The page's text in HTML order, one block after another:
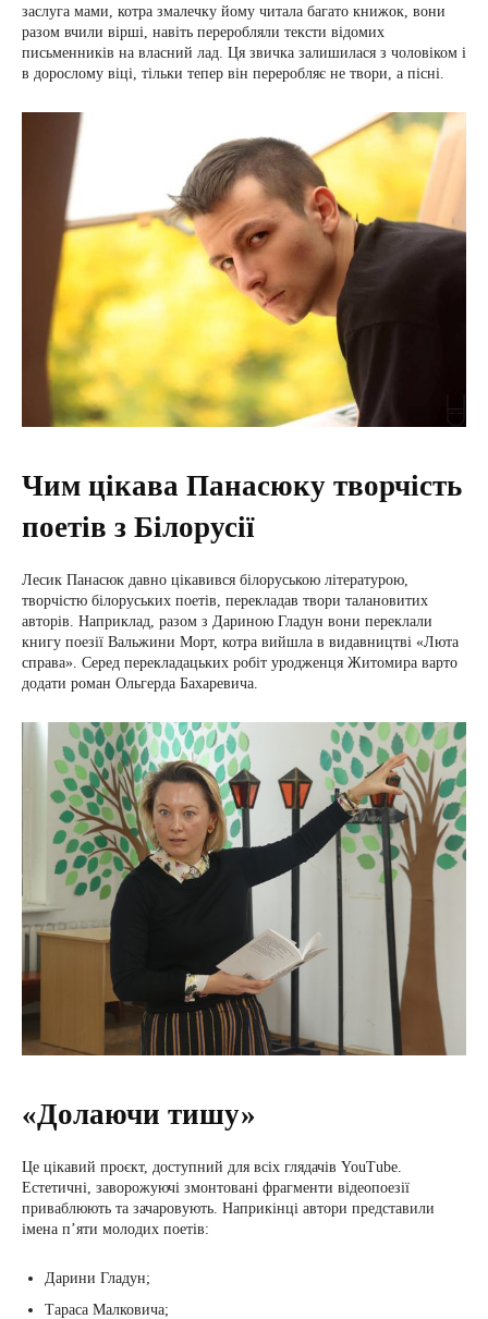
заслуга мами, котра змалечку йому читала багато книжок, вони
разом вчили вірші, навіть переробляли тексти відомих
письменників на власний лад. Ця звичка залишилася з чоловіком і
в дорослому віці, тільки тепер він переробляє не твори, а пісні.
Чим цікава Панасюку творчість
поетів з Білорусії
Лесик Панасюк давно цікавився білоруською літературою,
творчістю білоруських поетів, перекладав твори талановитих
авторів. Наприклад, разом з Дариною Гладун вони переклали
книгу поезії Вальжини Морт, котра вийшла в видавництві «Люта
справа». Серед перекладацьких робіт уродженця Житомира варто
додати роман Ольгерда Бахаревича.
«Долаючи тишу»
Це цікавий проєкт, доступний для всіх глядачів YouTube.
Естетичні, заворожуючі змонтовані фрагменти відеопоезії
приваблюють та зачаровують. Наприкінці автори представили
імена п’яти молодих поетів:
Дарини Гладун;
Тараса Малковича;